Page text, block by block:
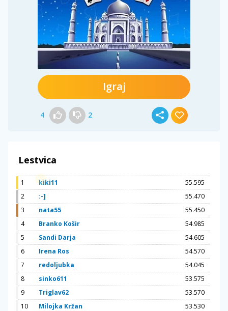
Igraj
4 2
Lestvica
1 kiki11
55.595
2
:-]
55.470
3
nata55
55.450
4
Branko Košir
54.985
5
Sandi Darja
54.605
6
Irena Ros
54.570
7
redoljubka
54.045
8
sinko611
53.575
9
Triglav62
53.570
10
Milojka Kržan 53.530